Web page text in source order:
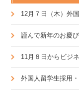
12月７日（木）外
謹んで新年のお慶
11月８日からビジ
外国人留学生採用